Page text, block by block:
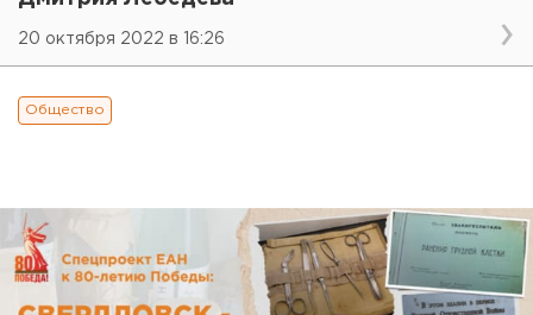
20 октября 2022 в 16:26
Общество